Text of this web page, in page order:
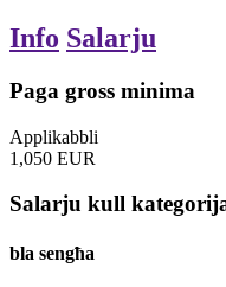
Info Salarju
Paga gross minima
Applikabbli
1,050 EUR
Salarju kull
bla sengħa